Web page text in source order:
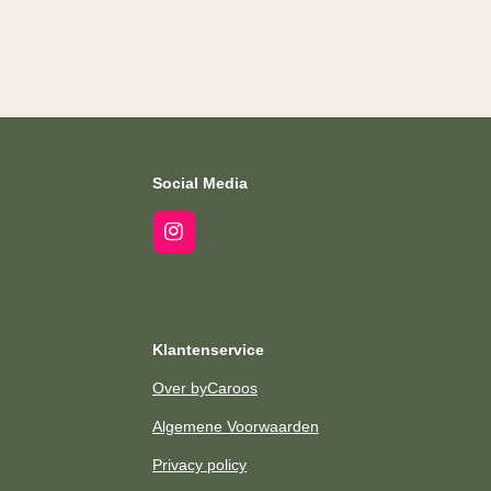
Social Media
I
n
r
m
Klantenservice
Over byCaroos
Algemene Voorwaarden
Privacy policy